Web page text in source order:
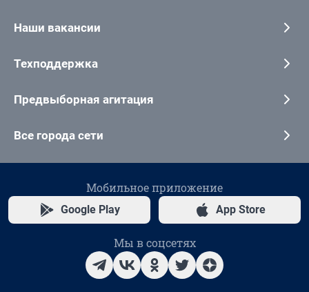
Наши вакансии
Техподдержка
Предвыборная агитация
Все города сети
Мобильное приложение
Google Play App Store
Мы в соцсетях